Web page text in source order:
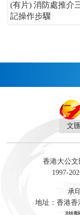
(有片) 消防處推介
記操作步驟
灣區人
財經 地
訪
藝
文
香港大公文
1997-
承
地址：香港香